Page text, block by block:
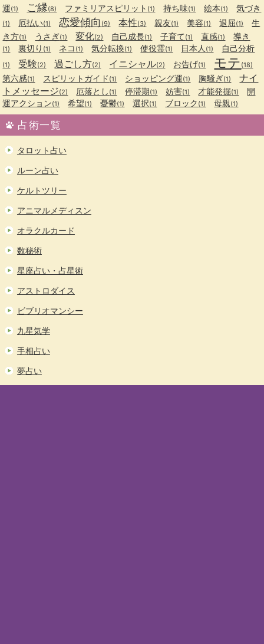
運(1) ご縁(8) ファミリアスピリット (1) 持ち味(1) 絵本(1) 気づき
(1) 厄払い(1) 恋愛傾向 (9) 本性(3) 親友(1) 美容(1) 退屈(1)
生
き方(1) うさぎ(1) 変化(2) 自己成長(1) 子育て(1) 直感(1) 導き
(1) 裏切り (1) ネコ (1) 気分転換(1) 使役霊(1) 日本人 (1) 自己分析
(1) 受験(2) 過ごし方(2) イニシャル(2) お告げ(1) モテ (18)
第六感(1) スピリットガイド (1) ショッピング運(1) 胸騒ぎ(1)
ナイ
トメッセージ(2) 厄落とし (1) 停滞期(1) 妨害(1) 才能発掘(1)
開
運アクション(1) 希望(1) 憂鬱(1) 選択(1) ブロック (1) 母親(1)
占術一覧
タロット占い
ルーン占い
ケルトツリー
アニマルメディスン
オラクルカード
数秘術
星座占い・占星術
アストロダイス
ビブリオマンシー
九星気学
手相占い
夢占い